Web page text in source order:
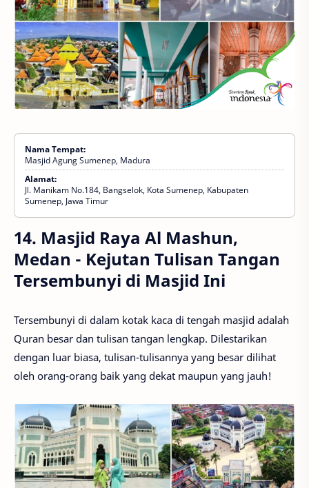
Nama Tempat:
Masjid Agung Sumenep, Madura
Alamat:
Jl. Manikam No.184, Bangselok, Kota Sumenep, Kabupaten
Sumenep, Jawa Timur
14. Masjid Raya Al Mashun,
Medan - Kejutan Tulisan Tangan
Tersembunyi di Masjid Ini
Tersembunyi di dalam kotak kaca di tengah masjid adalah
Quran besar dan tulisan tangan lengkap. Dilestarikan
dengan luar biasa, tulisan-tulisannya yang besar dilihat
oleh orang-orang baik yang dekat maupun yang jauh!